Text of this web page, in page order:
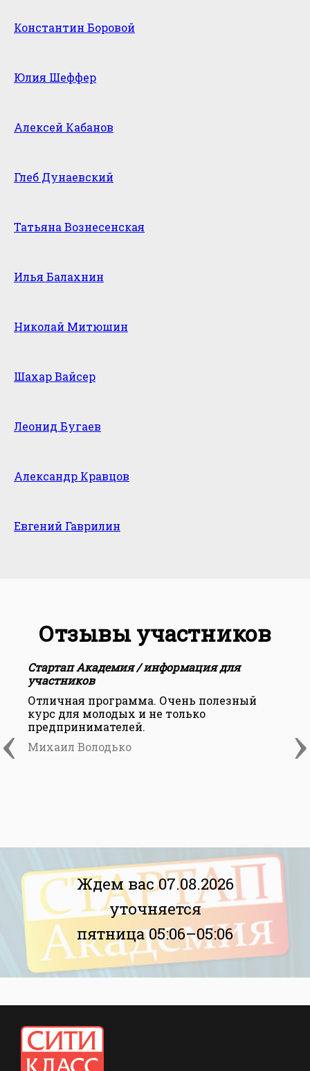
Константин Боровой
Юлия Шеффер
Алексей Кабанов
Глеб Дунаевский
Татьяна Вознесенская
Илья Балахнин
Николай Митюшин
Шахар Вайсер
Леонид Бугаев
Александр Кравцов
Евгений Гаврилин
Отзывы участников
‹ ›
Стартап Академия / информация для
участников
Отличная программа. Очень полезный
курс для молодых и не только
предпринимателей.
Михаил Володько
Ждем вас 07.08.2026
уточняется
пятница 05:06–05:06